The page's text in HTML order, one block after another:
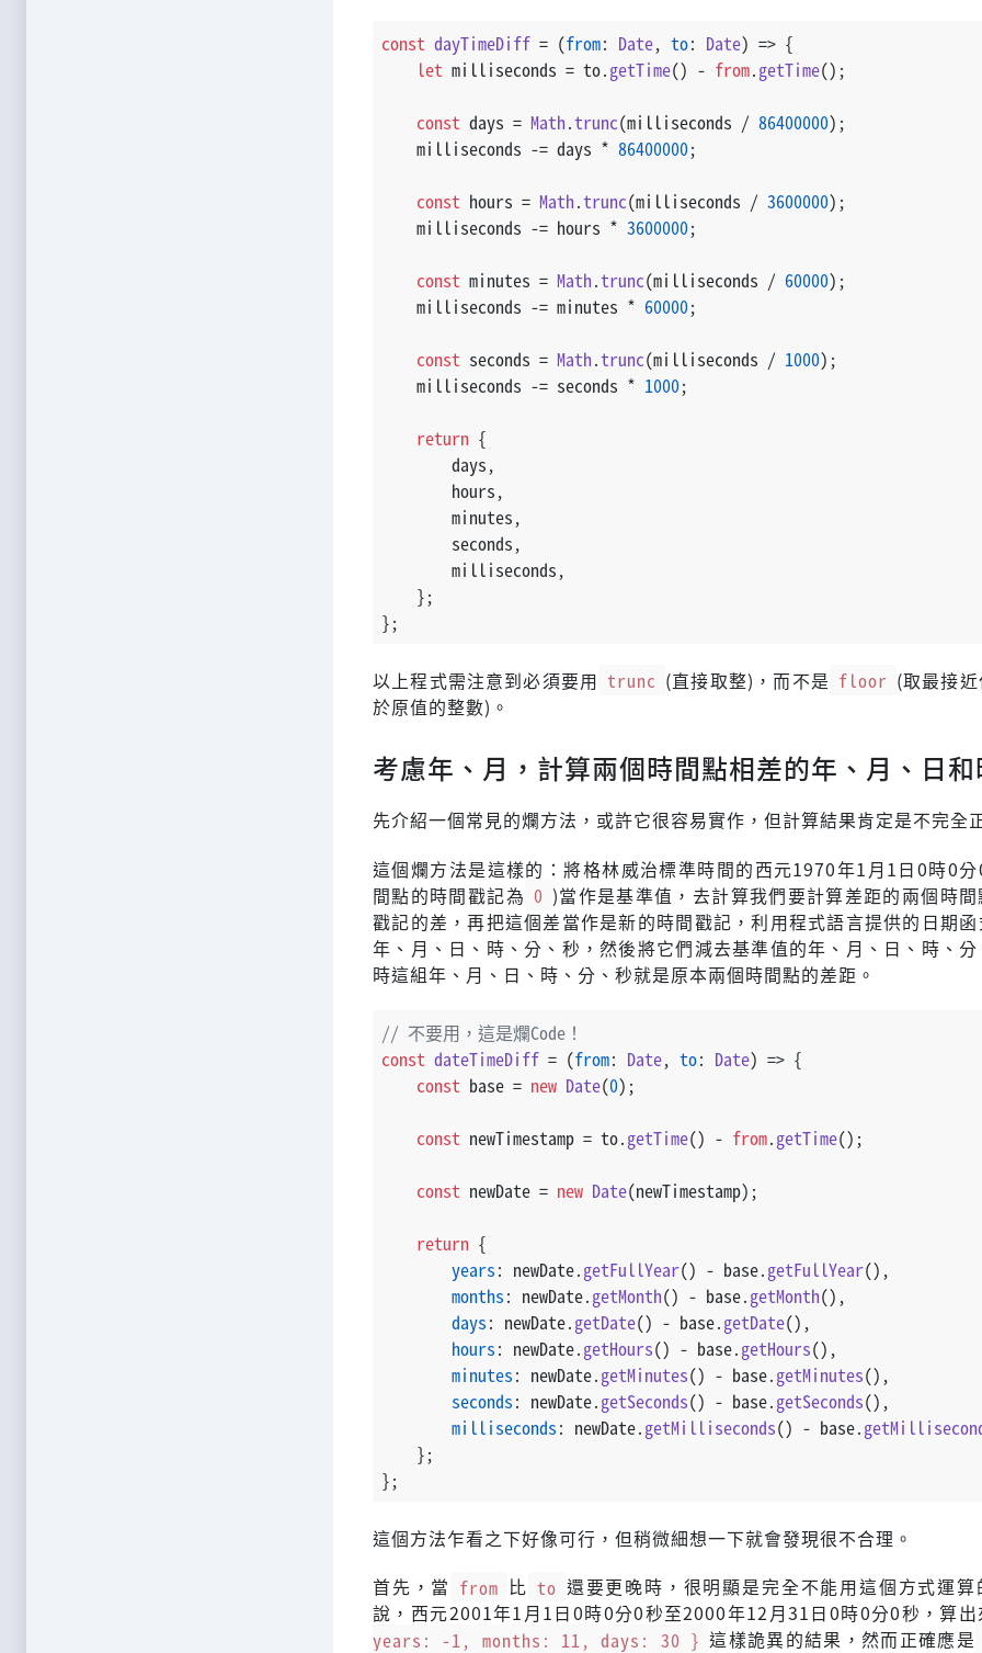
const dayTimeDiff = (from: Date, to: Date) => {
let milliseconds = to.getTime() - from.getTime();
const days = Math.trunc(milliseconds / 86400000);
    milliseconds -= days *
86400000;
const hours = Math.trunc(milliseconds / 3600000);
    milliseconds -= hours *
3600000;
const minutes = Math.trunc(milliseconds / 60000);
    milliseconds -= minutes *
60000;
const seconds = Math.trunc(milliseconds / 1000);
    milliseconds -= seconds *
1000;
return {
        days,
        hours,
        minutes,
        seconds,
        milliseconds,
    };
};
以上程式需注意到必須要用 trunc (直接取整)，而不是 floor (取最接
於原值的整數)。
考慮年、月，計算兩個時間點相差的年、月、日和
先介紹一個常見的爛方法，或許它很容易實作，但計算結果肯定是不完全
這個爛方法是這樣的：將格林威治標準時間的西元1970年1月1日0時0
間點的時間戳記為 0 )當作是基準值，去計算我們要計算差距的兩個時間
戳記的差，再把這個差當作是新的時間戳記，利用程式語言提供的日期
年、月、日、時、分、秒，然後將它們減去基準值的年、月、日、時、
時這組年、月、日、時、分、秒就是原本兩個時間點的差距。
// 不要用，這是爛Code！
const dateTimeDiff = (from: Date, to: Date) => {
const base = new Date(0);
const newTimestamp = to.getTime() - from.getTime();
const newDate = new Date(newTimestamp);
return {
years: newDate.getFullYear() - base.getFullYear(),
months: newDate.getMonth() - base.getMonth(),
days: newDate.getDate() - base.getDate(),
hours: newDate.getHours() - base.getHours(),
minutes: newDate.getMinutes() - base.getMinutes(),
seconds: newDate.getSeconds() - base.getSeconds(),
milliseconds: newDate.getMilliseconds() - base.
    };
};
這個方法乍看之下好像可行，但稍微細想一下就會發現很不合理。
首先，當 from 比 to 還要更晚時，很明顯是完全不能用這個方式運算
說，西元2001年1月1日0時0分0秒至2000年12月31日0時0分0秒，算出
years: -1, months: 11, days: 30 } 這樣詭異的結果，然而正確應是